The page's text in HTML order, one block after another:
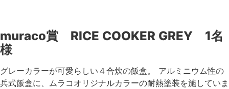
muraco賞 RICE COOKER GREY 1名
様
グレーカラーが可愛らしい４合炊の飯盒。 アルミニウム性の
兵式飯盒に、ムラコオリジナルカラーの耐熱塗装を施していま